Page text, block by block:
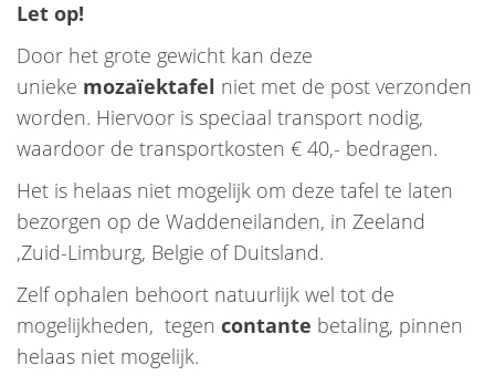
Let op!
Door het grote gewicht kan deze
unieke mozaïektafel niet met de post verzonden
worden. Hiervoor is speciaal transport nodig,
waardoor de transportkosten € 40,- bedragen.
Het is helaas niet mogelijk om deze tafel te laten
bezorgen op de Waddeneilanden, in Zeeland
,Zuid-Limburg, Belgie of Duitsland.
Zelf ophalen behoort natuurlijk wel tot de
mogelijkheden, tegen contante betaling, pinnen
helaas niet mogelijk.